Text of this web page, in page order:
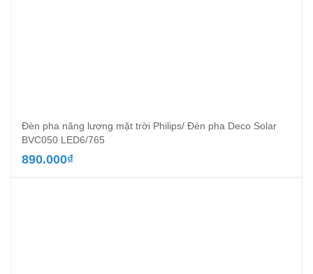
Đèn pha năng lượng mặt trời Philips/ Đèn pha Deco Solar
BVC050 LED6/765
890.000₫